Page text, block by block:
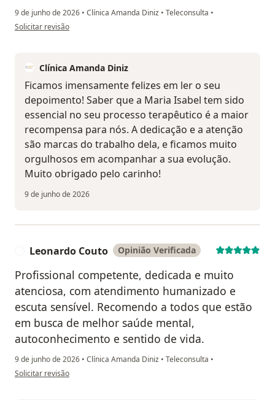
9 de junho de 2026 • Clínica Amanda Diniz • Teleconsulta •
na opinião do utilizador Suzana Bezerra
Solicitar revisão
Clínica Amanda Diniz
Ficamos imensamente felizes em ler o seu
depoimento! Saber que a Maria Isabel tem sido
essencial no seu processo terapêutico é a maior
recompensa para nós. A dedicação e a atenção
são marcas do trabalho dela, e ficamos muito
orgulhosos em acompanhar a sua evolução.
Muito obrigado pelo carinho!
9 de junho de 2026
Leonardo Couto Opinião Verificada
Profissional competente, dedicada e muito
atenciosa, com atendimento humanizado e
escuta sensível. Recomendo a todos que estão
em busca de melhor saúde mental,
autoconhecimento e sentido de vida.
9 de junho de 2026 • Clínica Amanda Diniz • Teleconsulta •
na opinião do utilizador Leonardo Couto
Solicitar revisão